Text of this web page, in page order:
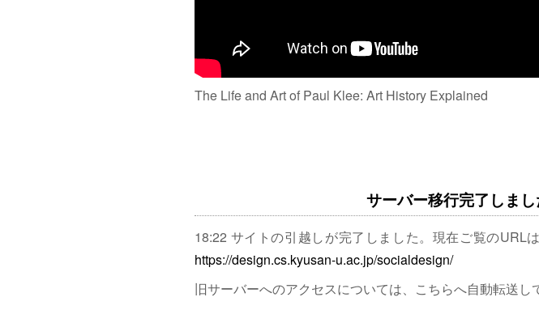
The Life and Art of Paul Klee: Art History Explained
サーバー移行完了しま
18:22 サイトの引越しが完了しました。現在ご覧のURL
https://design.cs.kyusan-u.ac.jp/socialdesign/
旧サーバーへのアクセスについては、こちらへ自動転送し